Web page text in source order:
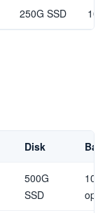
250G SSD
Disk
500G
SSD